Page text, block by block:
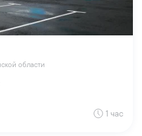
области
1 час